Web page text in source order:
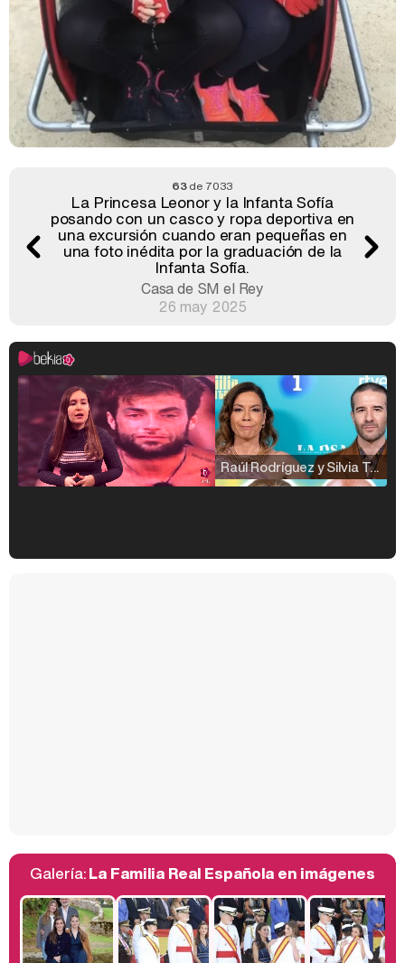
63de 7033
La Princesa Leonor y la Infanta Sofía
posando con un casco y ropa deportiva en
una excursión cuando eran pequeñas en
una foto inédita por la graduación de la
Infanta Sofía.
Casa de SM el Rey
26 may 2025
Raúl Rodríguez y Silvia Taulés nos cuentan su papel en 'La familia de la tele'
Belén Esteban: "Estoy emocionada, muy contenta y muy feliz por llegar a RTVE"
Galería:La Familia Real Española en imágenes